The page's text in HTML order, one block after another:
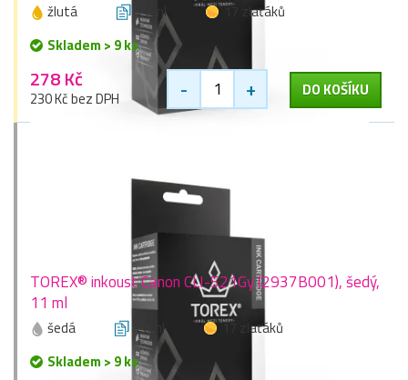
žlutá 11 ml
17 zlaťáků
Skladem > 9 ks
278 Kč
230 Kč bez DPH - + DO KOŠÍKU
TOREX® inkoust Canon CLI-521Gy (2937B001), šedý,
11 ml
šedá 11 ml
17 zlaťáků
Skladem > 9 ks